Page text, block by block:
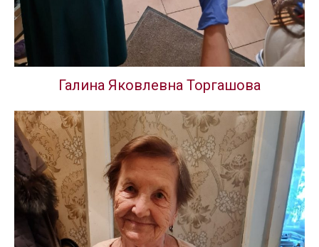
Галина Яковлевна Торгашова